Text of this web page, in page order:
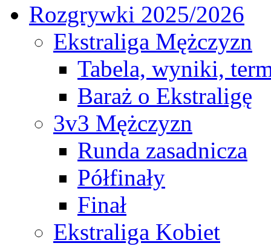
Rozgrywki 2025/2026
Ekstraliga Mężczyzn
Tabela, wyniki,
Baraż o Ekstraligę
3v3 Mężczyzn
Runda zasadnicza
Półfinały
Finał
Ekstraliga Kobiet